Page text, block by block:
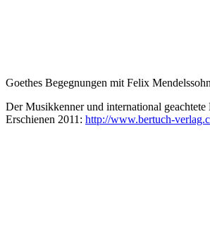
Goethes Begegnungen mit Felix
Der Musikkenner und international
Erschienen 2011: http://www.bertuch-